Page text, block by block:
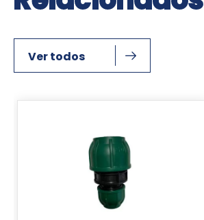
Ver todos